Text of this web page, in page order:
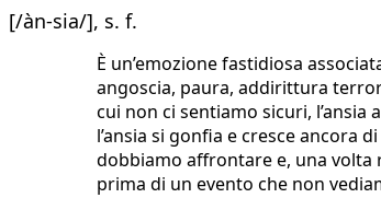
[/àn-sia/], s. f.
È un’emozione fastidiosa
angoscia, paura, addirittura
cui non ci sentiamo sicuri,
l’ansia si gonfia e cresce ancora
dobbiamo affrontare e, una volta
prima di un evento che non